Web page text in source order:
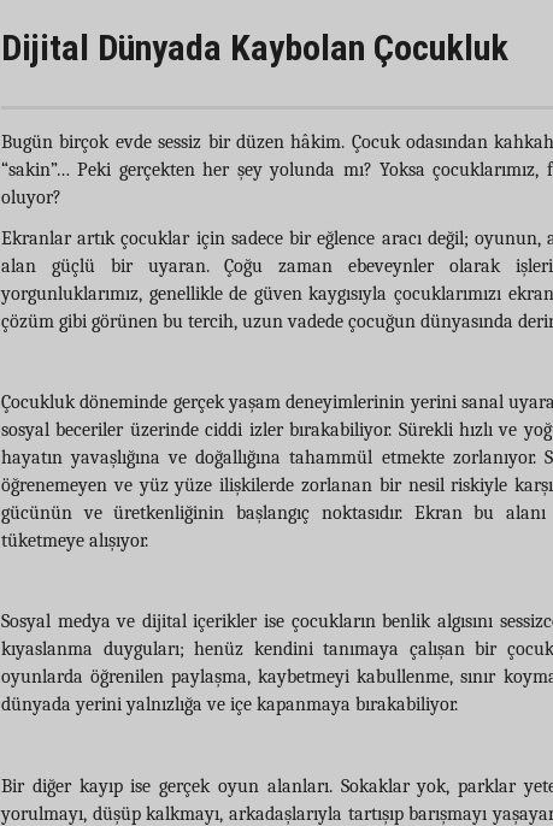
Dijital Dünyada Kaybolan Çocukluk
Bugün birçok evde sessiz bir düzen hâkim. Çocuk odasından
“sakin”… Peki gerçekten her şey yolunda mı? Yoksa
oluyor?
Ekranlar artık çocuklar için sadece bir eğlence aracı değil; oyunun,
alan güçlü bir uyaran. Çoğu zaman ebeveynler olarak
yorgunluklarımız, genellikle de güven kaygısıyla çocuklarımızı
çözüm gibi görünen bu tercih, uzun vadede çocuğun dünyasında
Çocukluk döneminde gerçek yaşam deneyimlerinin yerini sanal
sosyal beceriler üzerinde ciddi izler bırakabiliyor. Sürekli hızlı ve
hayatın yavaşlığına ve doğallığına tahammül etmekte zorlanıyor.
öğrenemeyen ve yüz yüze ilişkilerde zorlanan bir nesil riskiyle karşı
gücünün ve üretkenliğinin başlangıç noktasıdır. Ekran bu
tüketmeye alışıyor.
Sosyal medya ve dijital içerikler ise çocukların benlik algısını
kıyaslanma duyguları; henüz kendini tanımaya çalışan bir
oyunlarda öğrenilen paylaşma, kaybetmeyi kabullenme, sınır
dünyada yerini yalnızlığa ve içe kapanmaya bırakabiliyor.
Bir diğer kayıp ise gerçek oyun alanları. Sokaklar yok, parklar
yorulmayı, düşüp kalkmayı, arkadaşlarıyla tartışıp barışmayı